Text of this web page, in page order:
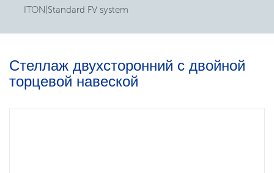
ITON|Standard FV system
Стеллаж двухсторонний с двойной
торцевой навеской